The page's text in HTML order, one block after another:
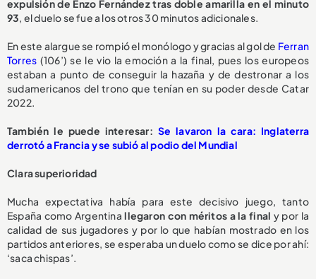
expulsión de Enzo Fernández tras doble amarilla en el minuto
93, el duelo se fue a los otros 30 minutos adicionales.
En este alargue se rompió el monólogo y gracias al gol de Ferran
Torres (106’) se le vio la emoción a la final, pues los europeos
estaban a punto de conseguir la hazaña y de destronar a los
sudamericanos del trono que tenían en su poder desde Catar
2022.
También le puede interesar: Se lavaron la cara: Inglaterra
derrotó a Francia y se subió al podio del Mundial
Clara superioridad
Mucha expectativa había para este decisivo juego, tanto
España como Argentina llegaron con méritos a la final y por la
calidad de sus jugadores y por lo que habían mostrado en los
partidos anteriores, se esperaba un duelo como se dice por ahí:
‘saca chispas’.